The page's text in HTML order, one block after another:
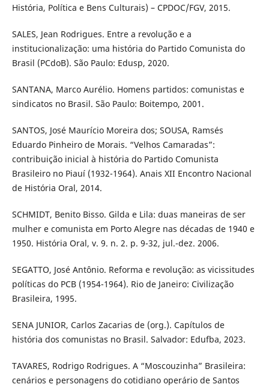
História, Política e Bens Culturais) – CPDOC/FGV, 2015.
SALES, Jean Rodrigues. Entre a revolução e a
institucionalização: uma história do Partido Comunista do
Brasil (PCdoB). São Paulo: Edusp, 2020.
SANTANA, Marco Aurélio. Homens partidos: comunistas e
sindicatos no Brasil. São Paulo: Boitempo, 2001.
SANTOS, José Maurício Moreira dos; SOUSA, Ramsés
Eduardo Pinheiro de Morais. “Velhos Camaradas”:
contribuição inicial à história do Partido Comunista
Brasileiro no Piauí (1932-1964). Anais XII Encontro Nacional
de História Oral, 2014.
SCHMIDT, Benito Bisso. Gilda e Lila: duas maneiras de ser
mulher e comunista em Porto Alegre nas décadas de 1940 e
1950. História Oral, v. 9. n. 2. p. 9-32, jul.-dez. 2006.
SEGATTO, José Antônio. Reforma e revolução: as vicissitudes
políticas do PCB (1954-1964). Rio de Janeiro: Civilização
Brasileira, 1995.
SENA JUNIOR, Carlos Zacarias de (org.). Capítulos de
história dos comunistas no Brasil. Salvador: Edufba, 2023.
TAVARES, Rodrigo Rodrigues. A “Moscouzinha” Brasileira:
cenários e personagens do cotidiano operário de Santos